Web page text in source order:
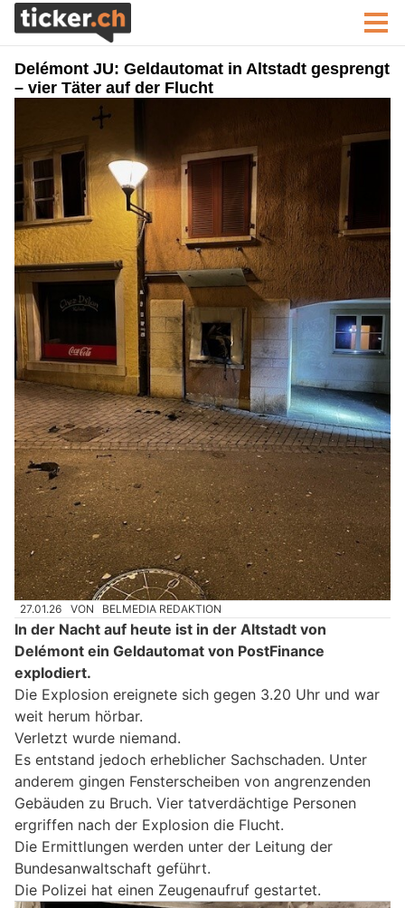
Delémont JU: Geldautomat in Altstadt gesprengt
– vier Täter auf der Flucht
27.01.26 VON BELMEDIA REDAKTION
In der Nacht auf heute ist in der Altstadt von
Delémont ein Geldautomat von PostFinance
explodiert.
Die Explosion ereignete sich gegen 3.20 Uhr und war
weit herum hörbar.
Verletzt wurde niemand.
Es entstand jedoch erheblicher Sachschaden. Unter
anderem gingen Fensterscheiben von angrenzenden
Gebäuden zu Bruch. Vier tatverdächtige Personen
ergriffen nach der Explosion die Flucht.
Die Ermittlungen werden unter der Leitung der
Bundesanwaltschaft geführt.
Die Polizei hat einen Zeugenaufruf gestartet.